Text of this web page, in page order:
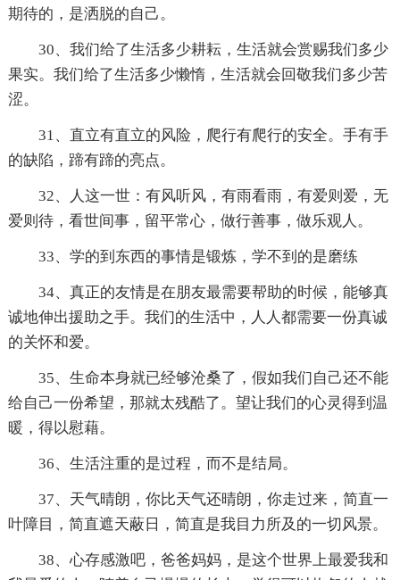
期待的，是洒脱的自己。
30、我们给了生活多少耕耘，生活就会赏赐我们多少
果实。我们给了生活多少懒惰，生活就会回敬我们多少苦
涩。
31、直立有直立的风险，爬行有爬行的安全。手有手
的缺陷，蹄有蹄的亮点。
32、人这一世：有风听风，有雨看雨，有爱则爱，无
爱则待，看世间事，留平常心，做行善事，做乐观人。
33、学的到东西的事情是锻炼，学不到的是磨练
34、真正的友情是在朋友最需要帮助的时候，能够真
诚地伸出援助之手。我们的生活中，人人都需要一份真诚
的关怀和爱。
35、生命本身就已经够沧桑了，假如我们自己还不能
给自己一份希望，那就太残酷了。望让我们的心灵得到温
暖，得以慰藉。
36、生活注重的是过程，而不是结局。
37、天气晴朗，你比天气还晴朗，你走过来，简直一
叶障目，简直遮天蔽日，简直是我目力所及的一切风景。
38、心存感激吧，爸爸妈妈，是这个世界上最爱我和